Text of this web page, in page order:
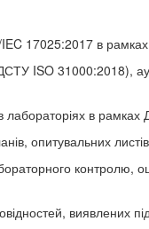
17025:2017 в рамках
ISO 31000:2018),
лабораторіях в
опитувальних листів,
контролю,
виявлених